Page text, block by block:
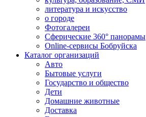
литература и искусство
о городе
Фотогалереи
Сферические 360° панорамы
Online-сервисы Бобруйска
Каталог организаций
Авто
Бытовые услуги
Государство и общество
Дети
Домашние животные
Доставка